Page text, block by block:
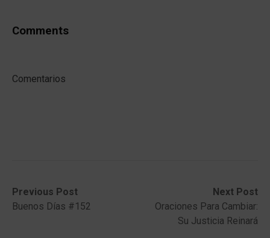
Comments
Comentarios
Post
navigation
Previous Post
Previous
post:Buenos Días #152
Next Post
Next
post:
Oraciones Para Cambiar:
Su Justicia Reinará